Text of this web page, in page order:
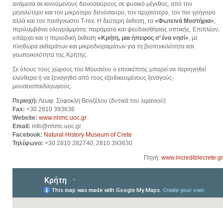
ανάμεσα σε κινούμενους δεινοσαύρους σε φυσικό μέγεθος, από τον
μεγαλύτερο και τον μικρότερο δεινόσαυρο, τον αρχαιότερο, τον πιο γρήγορο
αλλά και τον πασίγνωστο T-rex. Η δεύτερη έκθεση, τα «Φωτεινά Μυστήρια»,
περιλαμβάνει ολογράμματα, πειράματα και ψευδαισθήσεις οπτικής. Επιπλέον,
υπάρχει και η περιοδική έκθεση «Κρήτη, μια ήπειρος σ’ ένα νησί», με
πληθώρα εκθεμάτων και μικροδιοραμάτων για τη βιοποικιλότητα και
γεωποικιλότητα της Κρήτης.
Σε όλους τους χώρους του Μουσείου ο επισκέπτης μπορεί να περιηγηθεί
ελεύθερα ή να ξεναγηθεί από τους εξειδικευμένους ξεναγούς-
μουσειοπαιδαγωγούς.
Περιοχή: Λεωφ. Σοφοκλή Βενιζέλου (δυτικά του λιμανιού)
Fax: +30 2810 393636
Website: www.nhmc.uoc.gr
Email: info@nhmc.uoc.gr
Facebook: Natural History Museum of Crete
Τηλέφωνο: +30 2810 282740, 2810 393630
Πηγή: www.incrediblecrete.gr